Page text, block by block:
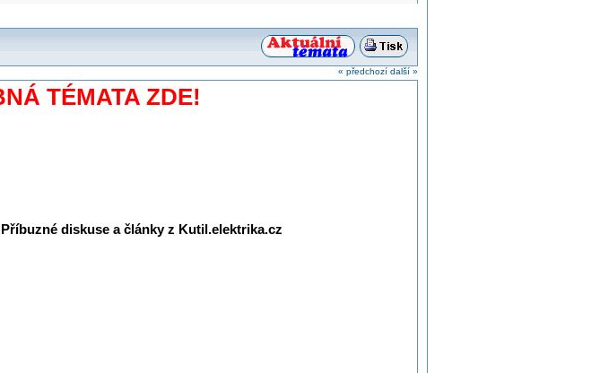
« předchozí další »
TÉMATA ZDE!
Příbuzné diskuse a články z Kutil.elektrika.cz